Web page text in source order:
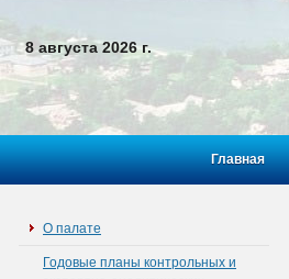
8 августа 2026 г.
Главная
О палате
Годовые планы контрольных и